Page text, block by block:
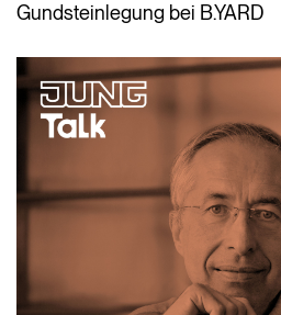
Gundsteinlegung bei B.YARD